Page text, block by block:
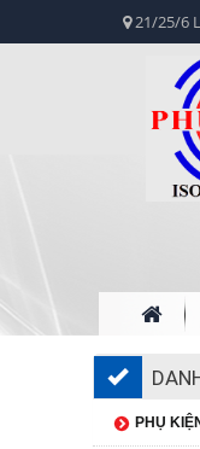
21/25/6
PHỤ